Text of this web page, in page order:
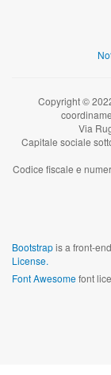
Copyright ©
Via
Capitale sociale
Codice fiscale e
Bootstrapis a front-
License.
Font Awesomefont